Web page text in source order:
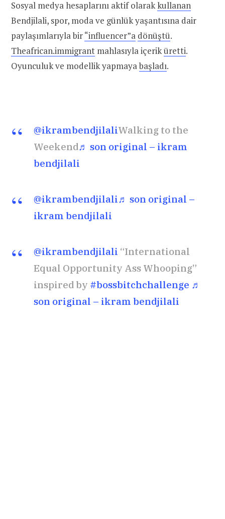
Sosyal medya hesaplarını aktif olarakkullanan
Bendjilali, spor, moda ve günlük yaşantısına dair
paylaşımlarıyla bir“influencer”a dönüştü.
Theafrican.immigrant mahlasıyla içeriküretti.
Oyunculuk ve modellik yapmayabaşladı.
@ikrambendjilaliWalking to the
Weekend♬ son original – ikram
bendjilali
@ikrambendjilali♬ son original –
ikram bendjilali
@ikrambendjilali “International
Equal Opportunity Ass Whooping”
inspired by #bossbitchchallenge ♬
son original – ikram bendjilali